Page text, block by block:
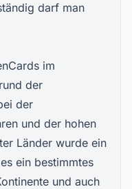
darf man
im
der
der
und der hohen
Länder wurde ein
ein bestimmtes
und auch